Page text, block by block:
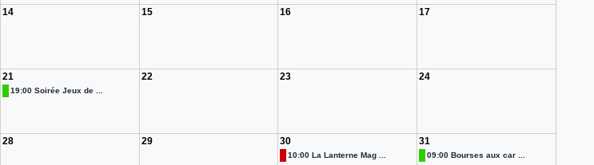
14 15 16 17
21
19:00 Soirée Jeux de ...
22 23 24
28 29 30
10:00 La Lanterne Mag ...
31
09:00 Bourses aux car ...